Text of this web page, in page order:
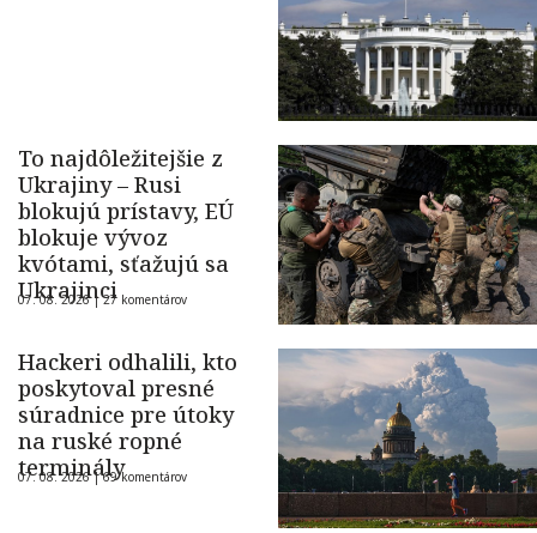
To najdôležitejšie z
Ukrajiny – Rusi
blokujú prístavy, EÚ
blokuje vývoz
kvótami, sťažujú sa
Ukrajinci
07. 08. 2026 |27 komentárov
Hackeri odhalili, kto
poskytoval presné
súradnice pre útoky
na ruské ropné
terminály
07. 08. 2026 |69 komentárov